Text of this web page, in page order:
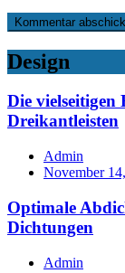
Design
Die vielseitigen
Dreikantleisten
Admin
November
Optimale
Dichtungen
Admin